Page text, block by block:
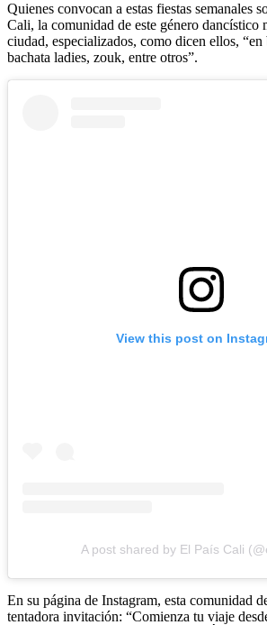
Quienes convocan a estas fiestas semanales
Cali, la comunidad de este género dancístico
ciudad, especializados, como dicen ellos, “en
bachata ladies, zouk, entre otros”.
View this post on
A post shared by El País Cali
En su página de Instagram, esta comunidad
tentadora invitación: “Comienza tu viaje